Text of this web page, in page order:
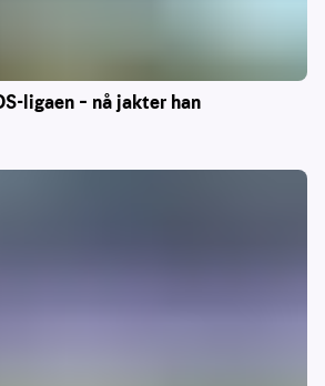
ligaen – nå jakter han